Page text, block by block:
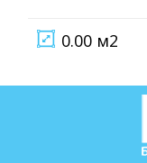
0.00 м2